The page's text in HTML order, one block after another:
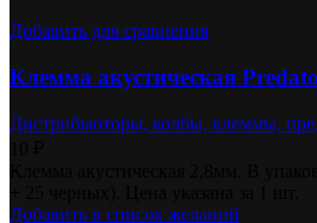
Добавить для сравнения
Клемма акустическая
Дистрибьюторы, колбы, клеммы,
Добавить в список желаний